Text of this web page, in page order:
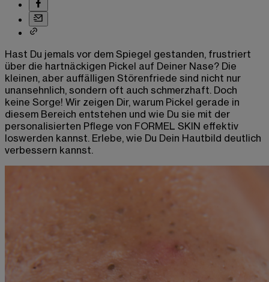
Hast Du jemals vor dem Spiegel gestanden, frustriert
über die hartnäckigen Pickel auf Deiner Nase? Die
kleinen, aber auffälligen Störenfriede sind nicht nur
unansehnlich, sondern oft auch schmerzhaft. Doch
keine Sorge! Wir zeigen Dir, warum Pickel gerade in
diesem Bereich entstehen und wie Du sie mit der
personalisierten Pflege von FORMEL SKIN effektiv
loswerden kannst. Erlebe, wie Du Dein Hautbild deutlich
verbessern kannst.